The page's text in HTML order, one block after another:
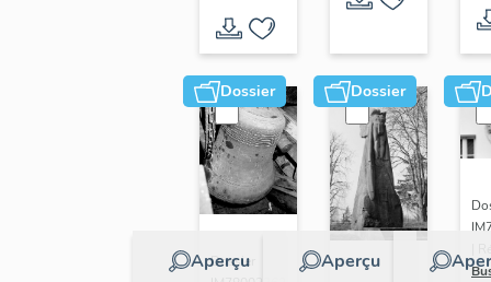
Dossier
Aperçu
Dossier
Dossier
Aperçu